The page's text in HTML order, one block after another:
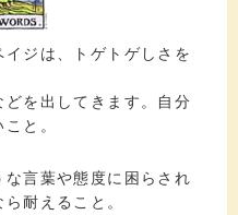
ジは、トゲトゲしさを
を出してきます。自分
と。
言葉や態度に困らされ
耐えること。